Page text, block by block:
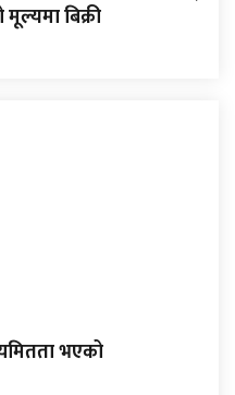
बिक्री
भएको